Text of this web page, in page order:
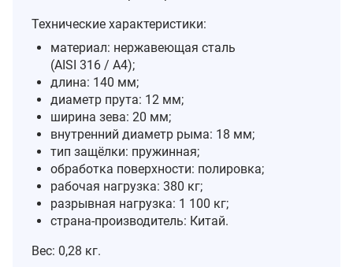
Технические характеристики:
материал: нержавеющая сталь
(AISI 316 / A4);
длина: 140 мм;
диаметр прута: 12 мм;
ширина зева: 20 мм;
внутренний диаметр рыма: 18 мм;
тип защёлки: пружинная;
обработка поверхности: полировка;
рабочая нагрузка: 380 кг;
разрывная нагрузка: 1 100 кг;
страна‑производитель: Китай.
Вес: 0,28 кг.